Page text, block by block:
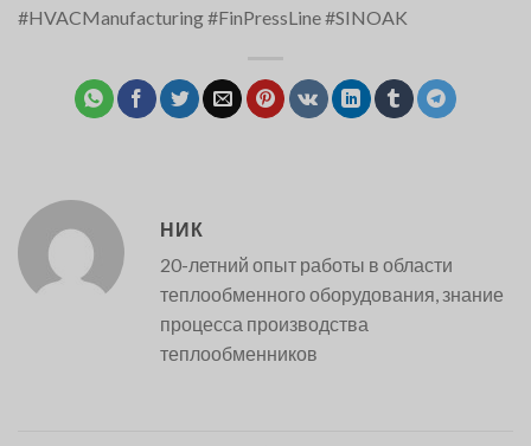
#HVACManufacturing #FinPressLine #SINOAK
НИК
20-летний опыт работы в области
теплообменного оборудования, знание
процесса производства
теплообменников